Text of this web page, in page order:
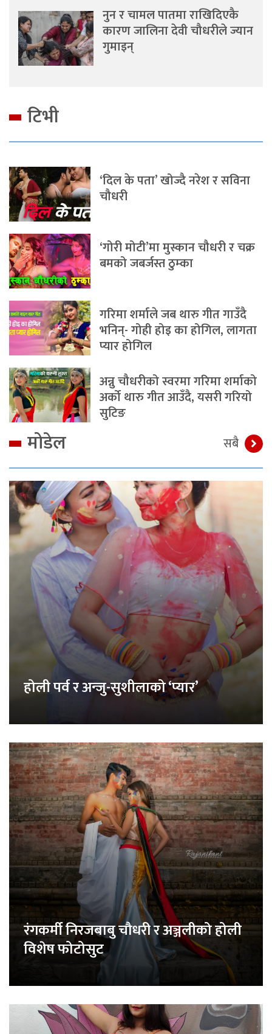
नुन र चामल पातमा राखिदिएकै
कारण जालिना देवी चौधरीले ज्यान
गुमाइन्
टिभी
‘दिल के पता’ खोज्दै नरेश र सविना
चौधरी
‘गोरी मोटी’मा मुस्कान चौधरी र चक्र
बमको जबर्जस्त ठुम्का
गरिमा शर्माले जब थारु गीत गाउँदै
भनिन्- गोही होइ का होगिल, लागता
प्यार होगिल
अन्नु चौधरीको स्वरमा गरिमा शर्माको
अर्को थारु गीत आउँदै, यसरी गरियो
सुटिङ
मोडेल सबै
होली पर्व र अन्जु-सुशीलाको ‘प्यार’
रंगकर्मी निरजबाबु चौधरी र अञ्जलीको होली
विशेष फोटोसुट